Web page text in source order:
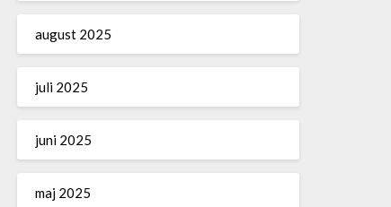
august 2025
juli 2025
juni 2025
maj 2025